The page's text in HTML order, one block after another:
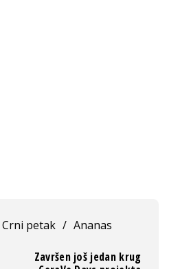
Crni petak / Ananas
Završen još jedan krug